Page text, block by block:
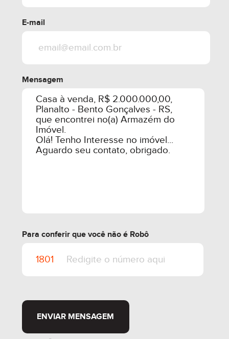
E-mail
Mensagem
Para conferir que você não é Robô
ENVIAR MENSAGEM